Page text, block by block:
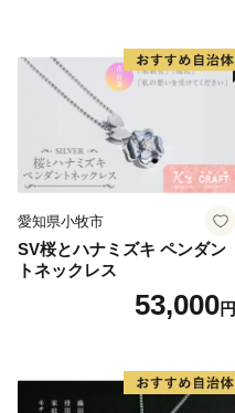
愛知県小牧市
SV桜とハナミズキ ペンダン
トネックレス
53,000円